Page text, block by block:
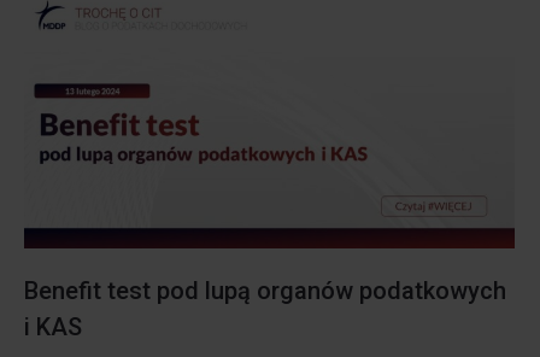
Benefit test pod lupą organów podatkowych
i KAS